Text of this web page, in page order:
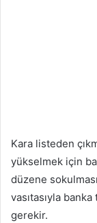
Kara listeden
yükselmek için
düzene
vasıtasıyla banka
gerekir.